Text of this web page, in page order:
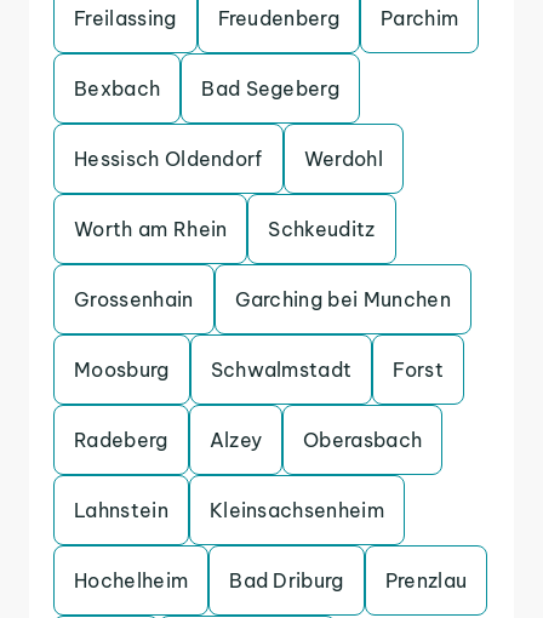
Freilassing Freudenberg Parchim
Bexbach Bad Segeberg
Hessisch Oldendorf Werdohl
Worth am Rhein Schkeuditz
Grossenhain Garching bei Munchen
Moosburg Schwalmstadt Forst
Radeberg Alzey Oberasbach
Lahnstein Kleinsachsenheim
Hochelheim Bad Driburg Prenzlau